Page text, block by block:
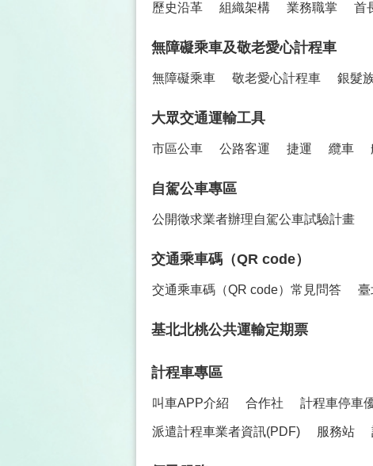
歷史沿革 組織架構 業務職掌 首
無障礙乘車及敬老愛心計程車
無障礙乘車 敬老愛心計程車 銀髮
大眾交通運輸工具
市區公車 公路客運 捷運 纜車
自駕公車專區
公開徵求業者辦理自駕公車試驗計畫
交通乘車碼（QR code）
交通乘車碼（QR code）常見問答 臺
基北北桃公共運輸定期票
計程車專區
叫車APP介紹 合作社 計程車停車
派遣計程車業者資訊(PDF) 服務站